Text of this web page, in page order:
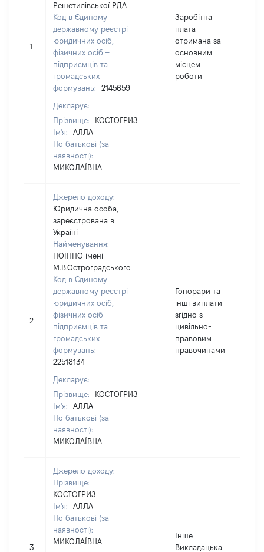
1
Решетилівської РДА
Код в Єдиному
державному реєстрі
юридичних осіб,
фізичних осіб –
підприємців та
громадських
формувань:
2145659
Декларує:
Прізвище:
КОСТОГРИЗ
Ім'я:
АЛЛА
По батькові (за
наявності):
МИКОЛАЇВНА
Заробітна
плата
отримана за
основним
місцем
роботи
2
Джерело доходу:
Юридична особа,
зареєстрована в
Україні
Найменування:
ПОІППО імені
М.В.Остроградського
Код в Єдиному
державному реєстрі
юридичних осіб,
фізичних осіб –
підприємців та
громадських
формувань:
22518134
Декларує:
Прізвище:
КОСТОГРИЗ
Ім'я:
АЛЛА
По батькові (за
наявності):
МИКОЛАЇВНА
Гонорари та
інші виплати
згідно з
цивільно-
правовим
правочинами
3
Джерело доходу:
Прізвище:
КОСТОГРИЗ
Ім'я:
АЛЛА
По батькові (за
наявності):
МИКОЛАЇВНА
Інше
Викладацька